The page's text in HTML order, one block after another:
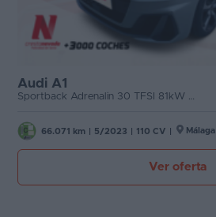
Audi A1
Sportback Adrenalin 30 TFSI 81kW S tron
66.071 km 5/2023 110 CV Málaga
Ver oferta